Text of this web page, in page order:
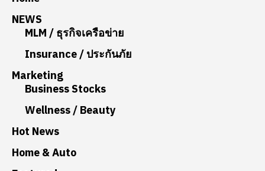
NEWS
MLM / ธุรกิจเครือข่าย
Insurance / ประกันภัย
Marketing
Business Stocks
Wellness / Beauty
Hot News
Home & Auto